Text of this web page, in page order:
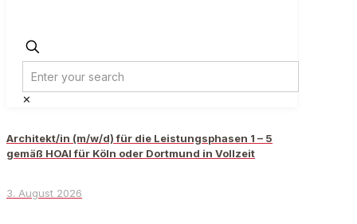
✕
Architekt/in (m/w/d) für die Leistungsphasen 1 – 5
gemäß HOAI für Köln oder Dortmund in Vollzeit
3. August 2026